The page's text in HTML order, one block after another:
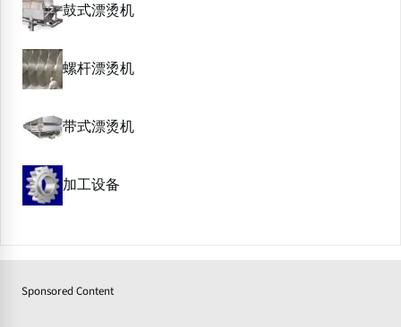
鼓式漂烫机
螺杆漂烫机
带式漂烫机
加工设备
Sponsored Content